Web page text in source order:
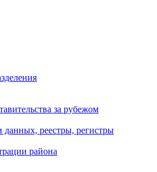
за рубежом
реестры, регистры
района